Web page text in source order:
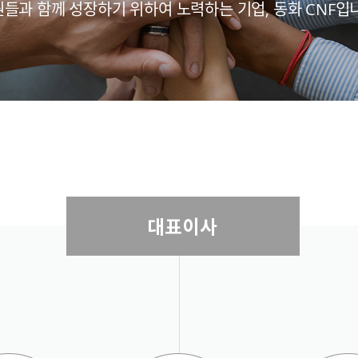
들과 함께 성장하기 위하여 노력하는 기업, 동화 CNF입